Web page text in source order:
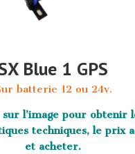
Blue 1 GPS
batterie 12 ou 24v.
sur l’image pour obtenir
techniques, le prix
et acheter.